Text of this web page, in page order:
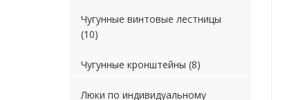
Чугунные винтовые лестницы
(10)
Чугунные кронштейны (8)
Люки по индивидуальному